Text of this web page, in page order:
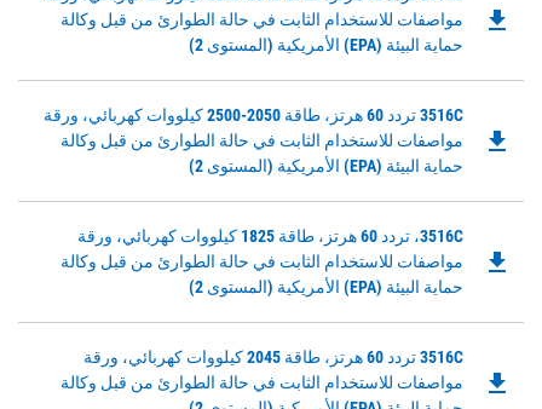
Tab
مواصفات للاستخدام الثابت في حالة الطوارئ من قبل وكالة
حماية البيئة (EPA) الأمريكية (المستوى 2)
PDF
Tab
file_download
3516C تردد 60 هرتز، طاقة 2050-2500 كيلووات كهربائي، ورقة
مواصفات للاستخدام الثابت في حالة الطوارئ من قبل وكالة
حماية البيئة (EPA) الأمريكية (المستوى 2)
Downloadable
PDF
Tab
file_download
3516C، تردد 60 هرتز، طاقة 1825 كيلووات كهربائي، ورقة
مواصفات للاستخدام الثابت في حالة الطوارئ من قبل وكالة
حماية البيئة (EPA) الأمريكية (المستوى 2)
Downloadable
PDF
Tab
file_download
3516C تردد 60 هرتز، طاقة 2045 كيلووات كهربائي، ورقة
مواصفات للاستخدام الثابت في حالة الطوارئ من قبل وكالة
Downloadable
PDF
file_download